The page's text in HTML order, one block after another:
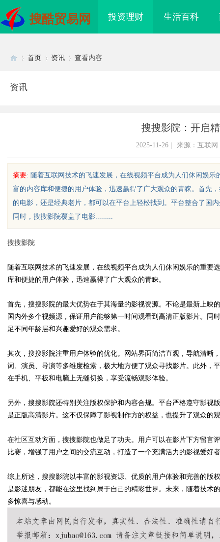
搜酷贸易网 投资理财 生活百科
sc
Bo
首页 资讯 查看内容
资讯
搜搜影院：开启
2025-11-26 来源：互联网
摘要: 随着互联网技术的飞速发展，在线视频平台成为人们休闲娱
富的内容库和便捷的用户体验，迅速赢得了广大观众的青睐。首先
的电影，还是经典老片，都可以在平台上轻松找到。平台整合了国
同时，搜搜影院覆盖了电影.........
搜搜影院
随着互联网技术的飞速发展，在线视频平台成为人们休闲娱乐的重要
库和便捷的用户体验，迅速赢得了广大观众的青睐。
首先，搜搜影院的最大优势在于其海量的影视资源。不论是最新上映
国内外多个视频源，保证用户能够第一时间观看到高清正版影片。同
足不同年龄层和兴趣爱好的观众需求。
其次，搜搜影院注重用户体验的优化。网站界面简洁直观，导航清晰
词、演员、导演等多维度检索，极大地方便了观众寻找影片。此外，
在手机、平板和电脑上无缝切换，享受流畅观影体验。
另外，搜搜影院还特别关注版权保护和内容合规。平台严格遵守影视
是正版高清影片。这不仅保障了影视制作方的权益，也提升了观众的
在社区互动方面，搜搜影院也做足了功夫。用户可以在影片下方留言
比赛，增强了用户之间的交流互动，打造了一个充满活力的影视爱好
综上所述，搜搜影院以丰富的影视资源、优质的用户体验和完善的版
是影迷朋友，都能在这里找到属于自己的精彩世界。未来，随着技术
多惊喜与感动。
武汉配眼镜 上海配眼镜